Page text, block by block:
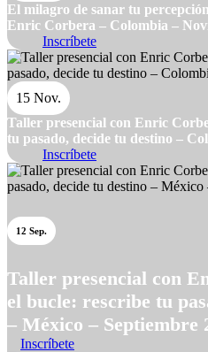
El milagro de sanar tu
Enric Corbera – Colombia –
Inscríbete
15 Nov.
Taller presencial con Enric
tu pasado, decide tu destino –
Inscríbete
12 Sep.
Taller presencial con
el bucle: rescribe tu
– México – Septiembre
Inscríbete